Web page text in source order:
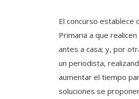
El concurso establece
Primaria a que
antes a casa; y, por
un periodista,
aumentar el tiempo
soluciones se